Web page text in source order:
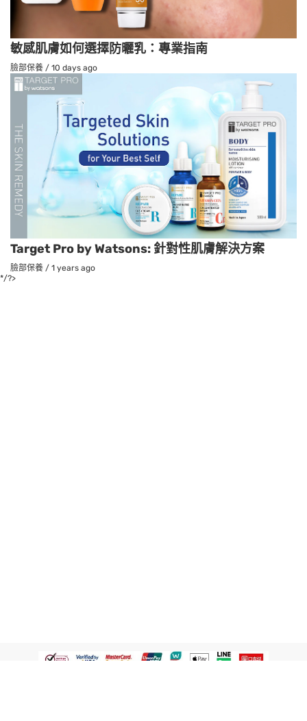
敏感肌膚如何選擇防曬乳：專業指南
臉部保養 / 10 days ago
Target Pro by Watsons: 針對性肌膚解決方案
臉部保養 / 1 years ago
*/?>